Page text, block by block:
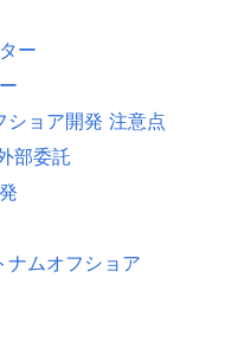
ー
ショア開発 注意点
部委託
ナムオフショア